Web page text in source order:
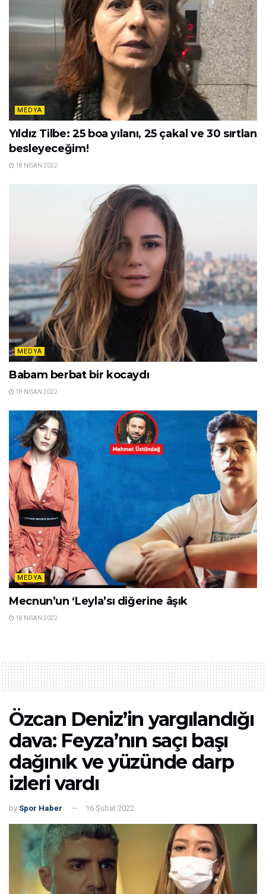
MEDYA
Yıldız Tilbe: 25 boa yılanı, 25 çakal ve 30 sırtlan
besleyeceğim!
18 NISAN 2022
MEDYA
Babam berbat bir kocaydı
18 NISAN 2022
MEDYA
Mecnun’un ‘Leyla’sı diğerine âşık
18 NISAN 2022
Özcan Deniz’in yargılandığı
dava: Feyza’nın saçı başı
dağınık ve yüzünde darp
izleri vardı
by Spor Haber 16 Şubat 2022